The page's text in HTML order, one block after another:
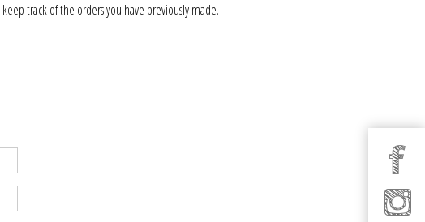
track of the orders you have previously made.